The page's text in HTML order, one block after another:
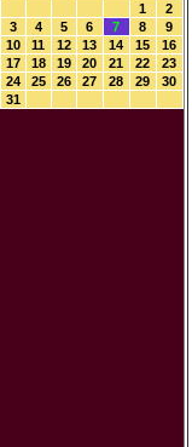
1
2
3
4 5 6 7 8
9
10
11 12 13 14 15
16
17
18 19 20 21 22
23
24
25 26 27 28 29
30
31